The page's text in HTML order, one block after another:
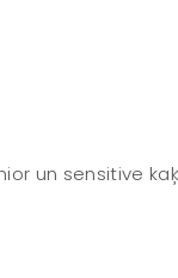
un sensitive